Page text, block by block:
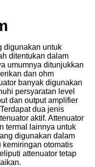
digunakan untuk
ditentukan dalam
umumnya ditunjukkan
dan ohm
banyak digunakan
persyaratan level
dan output amplifier
dua jenis
aktif. Attenuator
termal lainnya untuk
digunakan dalam
kemiringan otomatis
attenuator tetap